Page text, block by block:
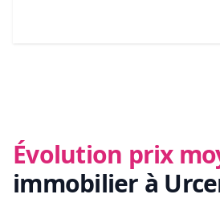
Évolution prix
immobilier à